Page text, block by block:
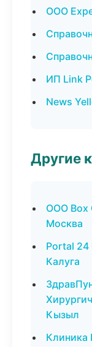
ООО
ИП Link
News
Другие
ООО Box
Москва
Portal 24
Калуга
Кызыл
Клиника